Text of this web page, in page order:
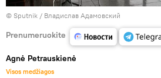
© Sputnik / Владислав Адамовский
Prenumeruokite
Agnė Petrauskienė
Visos medžiagos